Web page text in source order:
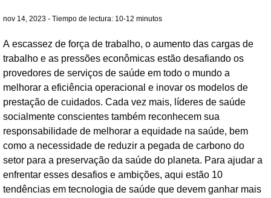
nov 14, 2023 - Tiempo de lectura: 10-12 minutos
A escassez de força de trabalho, o aumento das cargas de
trabalho e as pressões econômicas estão desafiando os
provedores de serviços de saúde em todo o mundo a
melhorar a eficiência operacional e inovar os modelos de
prestação de cuidados. Cada vez mais, líderes de saúde
socialmente conscientes também reconhecem sua
responsabilidade de melhorar a equidade na saúde, bem
como a necessidade de reduzir a pegada de carbono do
setor para a preservação da saúde do planeta. Para ajudar a
enfrentar esses desafios e ambições, aqui estão 10
tendências em tecnologia de saúde que devem ganhar mais